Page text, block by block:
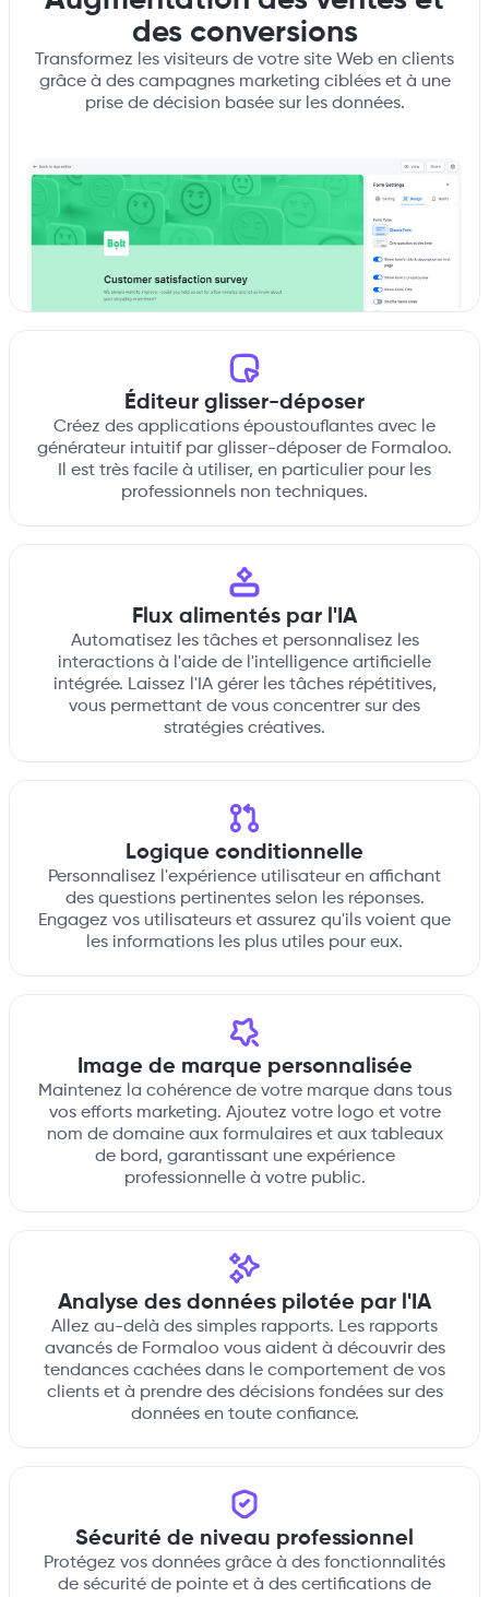
des conversions
Transformez les visiteurs de votre site Web en clients
grâce à des campagnes marketing ciblées et à une
prise de décision basée sur les données.
Éditeur glisser-déposer
Créez des applications époustouflantes avec le
générateur intuitif par glisser-déposer de Formaloo.
Il est très facile à utiliser, en particulier pour les
professionnels non techniques.
Flux alimentés par l'IA
Automatisez les tâches et personnalisez les
interactions à l'aide de l'intelligence artificielle
intégrée. Laissez l'IA gérer les tâches répétitives,
vous permettant de vous concentrer sur des
stratégies créatives.
Logique conditionnelle
Personnalisez l'expérience utilisateur en affichant
des questions pertinentes selon les réponses.
Engagez vos utilisateurs et assurez qu'ils voient que
les informations les plus utiles pour eux.
Image de marque personnalisée
Maintenez la cohérence de votre marque dans tous
vos efforts marketing. Ajoutez votre logo et votre
nom de domaine aux formulaires et aux tableaux
de bord, garantissant une expérience
professionnelle à votre public.
Analyse des données pilotée par l'IA
Allez au-delà des simples rapports. Les rapports
avancés de Formaloo vous aident à découvrir des
tendances cachées dans le comportement de vos
clients et à prendre des décisions fondées sur des
données en toute confiance.
Sécurité de niveau professionnel
Protégez vos données grâce à des fonctionnalités
de sécurité de pointe et à des certifications de